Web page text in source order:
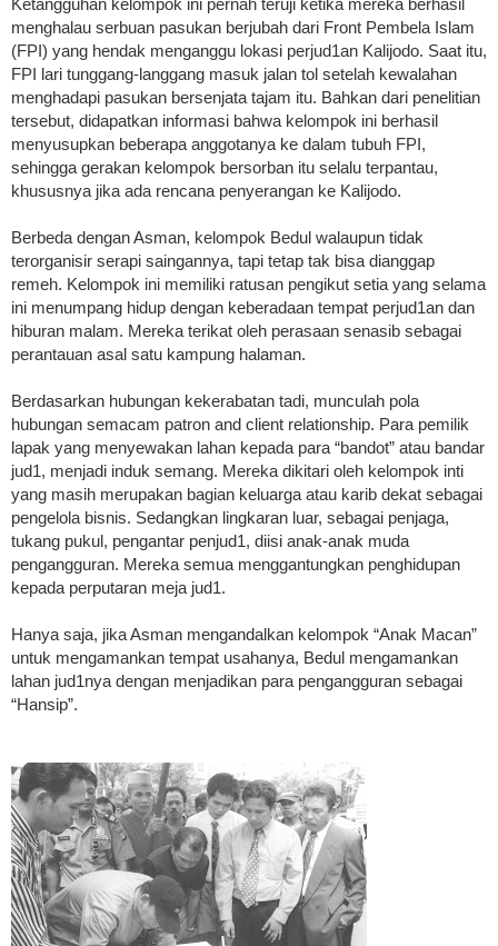
Ketangguhan kelompok ini pernah teruji ketika mereka berhasil
menghalau serbuan pasukan berjubah dari Front Pembela Islam
(FPI) yang hendak menganggu lokasi perjud1an Kalijodo. Saat itu,
FPI lari tunggang-langgang masuk jalan tol setelah kewalahan
menghadapi pasukan bersenjata tajam itu. Bahkan dari penelitian
tersebut, didapatkan informasi bahwa kelompok ini berhasil
menyusupkan beberapa anggotanya ke dalam tubuh FPI,
sehingga gerakan kelompok bersorban itu selalu terpantau,
khususnya jika ada rencana penyerangan ke Kalijodo.
Berbeda dengan Asman, kelompok Bedul walaupun tidak
terorganisir serapi saingannya, tapi tetap tak bisa dianggap
remeh. Kelompok ini memiliki ratusan pengikut setia yang selama
ini menumpang hidup dengan keberadaan tempat perjud1an dan
hiburan malam. Mereka terikat oleh perasaan senasib sebagai
perantauan asal satu kampung halaman.
Berdasarkan hubungan kekerabatan tadi, munculah pola
hubungan semacam patron and client relationship. Para pemilik
lapak yang menyewakan lahan kepada para “bandot” atau bandar
jud1, menjadi induk semang. Mereka dikitari oleh kelompok inti
yang masih merupakan bagian keluarga atau karib dekat sebagai
pengelola bisnis. Sedangkan lingkaran luar, sebagai penjaga,
tukang pukul, pengantar penjud1, diisi anak-anak muda
pengangguran. Mereka semua menggantungkan penghidupan
kepada perputaran meja jud1.
Hanya saja, jika Asman mengandalkan kelompok “Anak Macan”
untuk mengamankan tempat usahanya, Bedul mengamankan
lahan jud1nya dengan menjadikan para pengangguran sebagai
“Hansip”.